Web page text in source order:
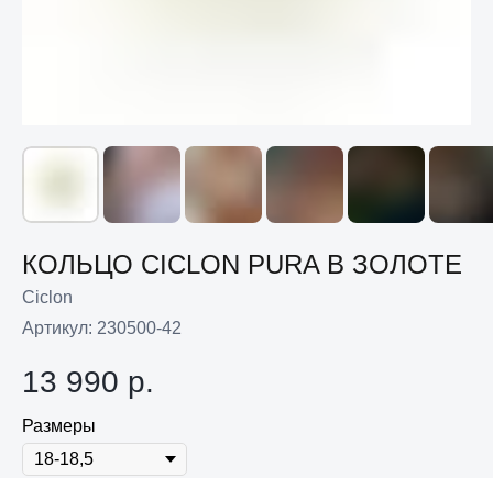
КОЛЬЦО CICLON PURA В ЗОЛОТЕ
Ciclon
Артикул: 230500-42
13 990 р.
Размеры